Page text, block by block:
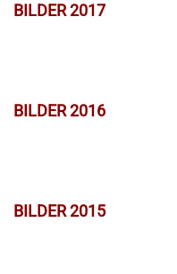
BILDER 2017
BILDER 2016
BILDER 2015